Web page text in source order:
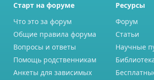
Старт на форуме
Что это за форум
Общие правила форума
Вопросы и ответы
Помощь родственникам
Анкеты для зависимых
Ресурсы
Форум
Статьи
Научные